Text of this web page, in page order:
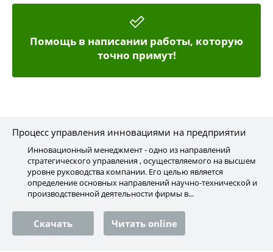
Помощь в написании работы, которую
точно примут!
Процесс управления инновациями на предприятии
Инновационный менеджмент - одно из направлений
стратегического управления , осуществляемого на высшем
уровне руководства компании. Его целью является
определение основных направлений научно-технической и
производственной деятельности фирмы в...
Скачать Читать online